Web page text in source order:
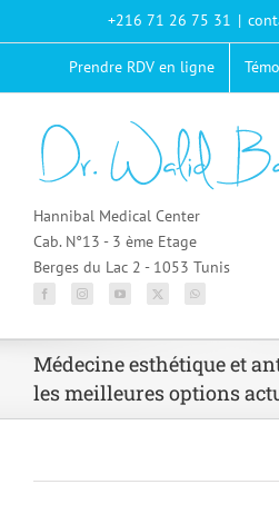
+216 71 26 75 31 |
Prendre RDV en ligne
Hannibal Medical Center
Cab. N°13 - 3 ème Etage
Berges du Lac 2 - 1053 Tunis
Médecine esthétique et
les meilleures options